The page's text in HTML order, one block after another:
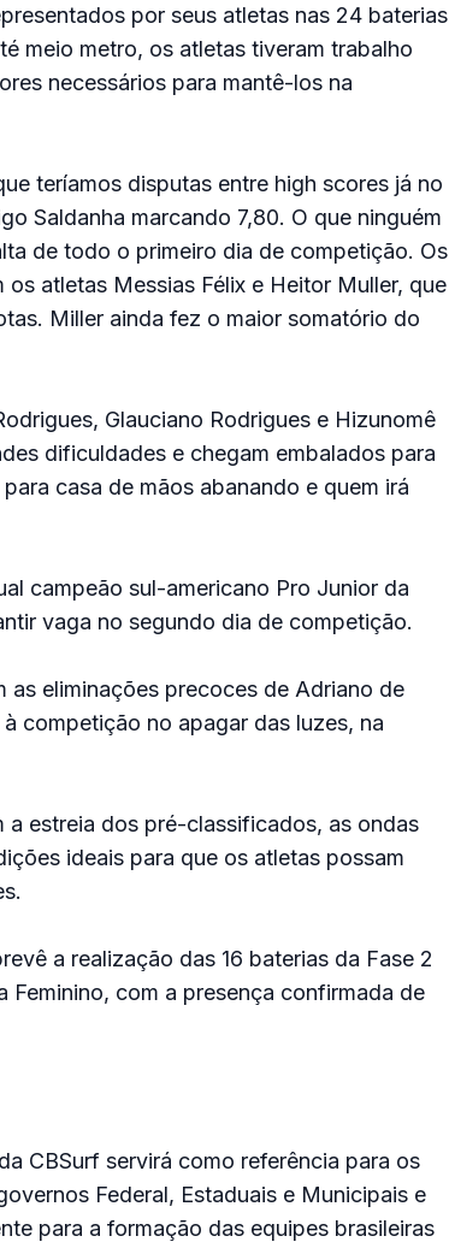
por seus atletas nas 24 baterias
meio metro, os atletas tiveram trabalho
necessários para mantê-los na
teríamos disputas entre high scores já no
Saldanha marcando 7,80. O que ninguém
de todo o primeiro dia de competição. Os
atletas Messias Félix e Heitor Muller, que
Miller ainda fez o maior somatório do
Glauciano Rodrigues e Hizunomê
dificuldades e chegam embalados para
casa de mãos abanando e quem irá
campeão sul-americano Pro Junior da
vaga no segundo dia de competição.
eliminações precoces de Adriano de
competição no apagar das luzes, na
estreia dos pré-classificados, as ondas
ideais para que os atletas possam
a realização das 16 baterias da Fase 2
Feminino, com a presença confirmada de
CBSurf servirá como referência para os
Federal, Estaduais e Municipais e
para a formação das equipes brasileiras